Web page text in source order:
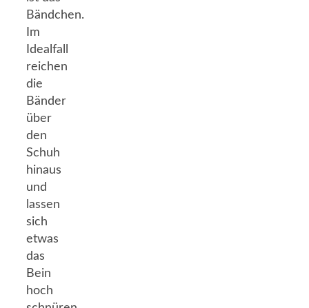
Bändchen.
Im
Idealfall
reichen
die
Bänder
über
den
Schuh
hinaus
und
lassen
sich
etwas
das
Bein
hoch